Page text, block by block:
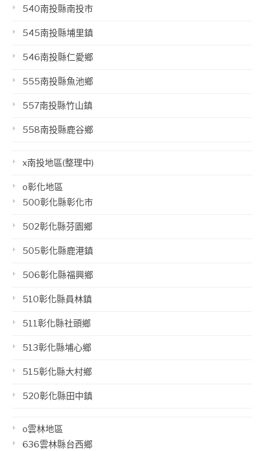
540南投縣南投市
545南投縣埔里鎮
546南投縣仁愛鄉
555南投縣魚池鄉
557南投縣竹山鎮
558南投縣鹿谷鄉
x南投地區(整理中)
o彰化地區
500彰化縣彰化市
502彰化縣芬園鄉
505彰化縣鹿港鎮
506彰化縣福興鄉
510彰化縣員林鎮
511彰化縣社頭鄉
513彰化縣埔心鄉
515彰化縣大村鄉
520彰化縣田中鎮
o雲林地區
636雲林縣台西鄉